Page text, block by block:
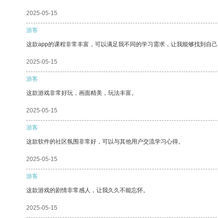
2025-05-15
游客
这款app的课程非常丰富，可以满足我不同的学习需求，让我能够找到自己
2025-05-15
游客
这款游戏非常好玩，画面精美，玩法丰富。
2025-05-15
游客
这款软件的社区氛围非常好，可以与其他用户交流学习心得。
2025-05-15
游客
这款游戏的剧情非常感人，让我久久不能忘怀。
2025-05-15